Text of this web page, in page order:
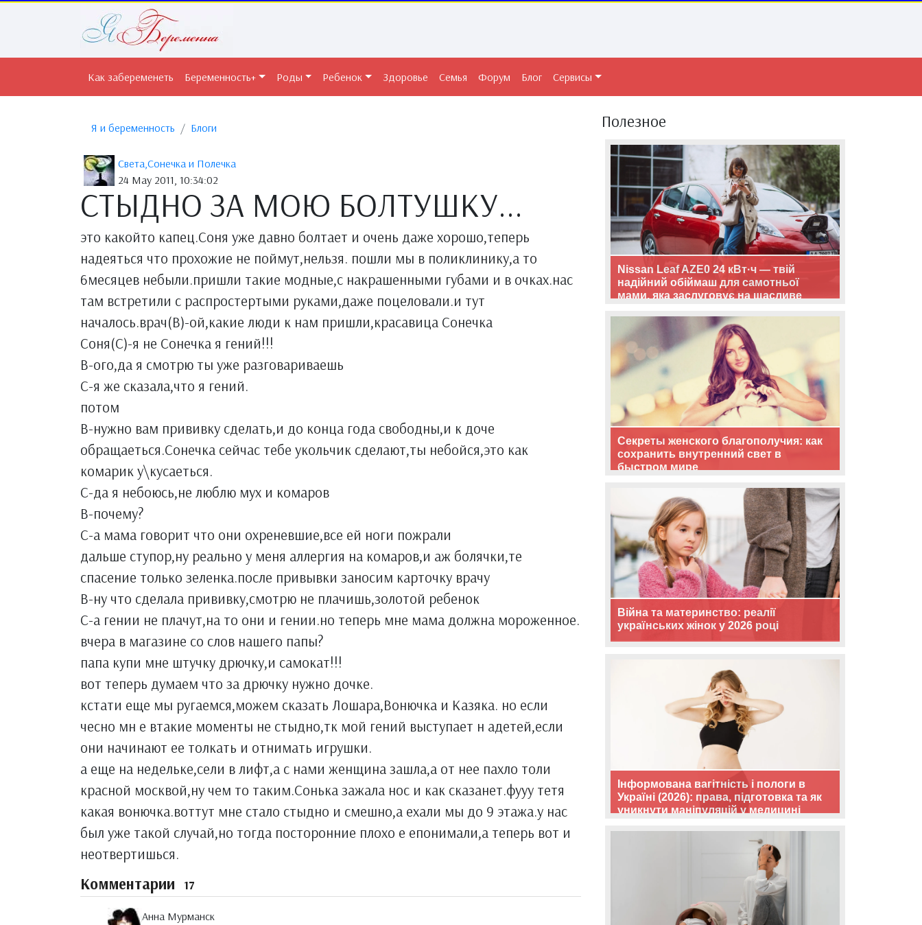
Как забеременеть Беременность+ Роды Ребенок Здоровье Семья Форум Блог Сервисы
Я и беременность Блоги
Света,Сонечка и Полечка
24 May 2011, 10:34:02
СТЫДНО ЗА МОЮ БОЛТУШКУ...
это какойто капец.Соня уже давно болтает и очень даже хорошо,теперь
надеяться что прохожие не поймут,нельзя. пошли мы в поликлинику,а то
6месяцев небыли.пришли такие модные,с накрашенными губами и в очках.нас
там встретили с распростертыми руками,даже поцеловали.и тут
началось.врач(В)-ой,какие люди к нам пришли,красавица Сонечка
Соня(С)-я не Сонечка я гений!!!
В-ого,да я смотрю ты уже разговариваешь
С-я же сказала,что я гений.
потом
В-нужно вам прививку сделать,и до конца года свободны,и к доче
обращаеться.Сонечка сейчас тебе укольчик сделают,ты небойся,это как
комарик у\кусаеться.
С-да я небоюсь,не люблю мух и комаров
В-почему?
С-а мама говорит что они охреневшие,все ей ноги пожрали
дальше ступор,ну реально у меня аллергия на комаров,и аж болячки,те
спасение только зеленка.после привывки заносим карточку врачу
В-ну что сделала прививку,смотрю не плачишь,золотой ребенок
С-а гении не плачут,на то они и гении.но теперь мне мама должна мороженное.
вчера в магазине со слов нашего папы?
папа купи мне штучку дрючку,и самокат!!!
вот теперь думаем что за дрючку нужно дочке.
кстати еще мы ругаемся,можем сказать Лошара,Вонючка и Казяка. но если
чесно мн е втакие моменты не стыдно,тк мой гений выступает н адетей,если
они начинают ее толкать и отнимать игрушки.
а еще на недельке,сели в лифт,а с нами женщина зашла,а от нее пахло толи
красной москвой,ну чем то таким.Сонька зажала нос и как сказанет.фууу тетя
какая вонючка.воттут мне стало стыдно и смешно,а ехали мы до 9 этажа.у нас
был уже такой случай,но тогда посторонние плохо е епонимали,а теперь вот и
неотвертишься.
Комментарии 17
Анна Мурманск
Полезное
Nissan Leaf AZE0 24 кВт·ч — твій
надійний обіймаш для самотньої
мами, яка заслуговує на щасливе
Секреты женского благополучия: как
сохранить внутренний свет в
быстром мире
Війна та материнство: реалії
українських жінок у 2026 році
Інформована вагітність і пологи в
Україні (2026): права, підготовка та як
уникнути маніпуляцій у медицині